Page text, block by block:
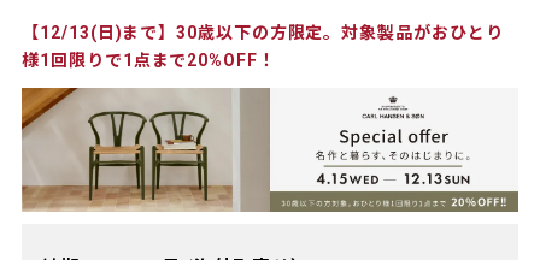
【12/13(日)まで】30歳以下の方限定。対象製品がおひとり
様1回限りで1点まで20%OFF！